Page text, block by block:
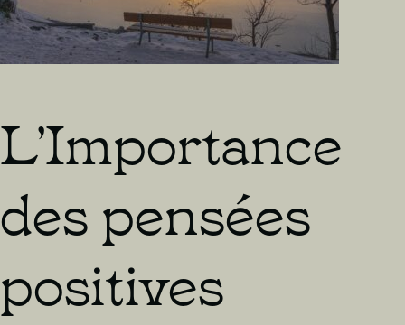
L’Importance
des pensées
positives